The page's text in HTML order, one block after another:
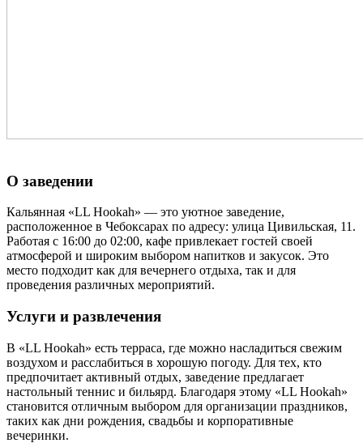
О заведении
Кальянная «LL Hookah» — это уютное заведение,
расположенное в Чебоксарах по адресу: улица Цивильская, 11.
Работая с 16:00 до 02:00, кафе привлекает гостей своей
атмосферой и широким выбором напитков и закусок. Это
место подходит как для вечернего отдыха, так и для
проведения различных мероприятий.
Услуги и развлечения
В «LL Hookah» есть терраса, где можно насладиться свежим
воздухом и расслабиться в хорошую погоду. Для тех, кто
предпочитает активный отдых, заведение предлагает
настольный теннис и бильярд. Благодаря этому «LL Hookah»
становится отличным выбором для организации праздников,
таких как дни рождения, свадьбы и корпоративные
вечеринки.